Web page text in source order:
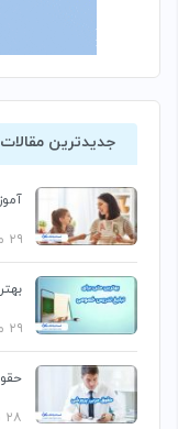
جدیدترین مقالات
۲۹ مهر ۱۴۰۳
۲۹ مهر ۱۴۰۳
۲۸ مهر ۱۴۰۳